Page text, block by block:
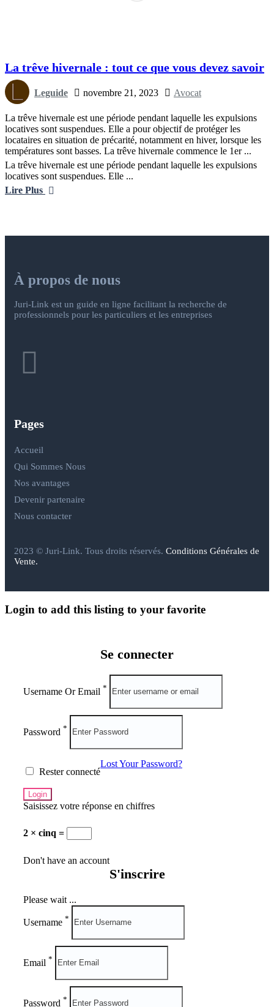
La trêve hivernale : tout ce que vous devez savoir
Leguide novembre 21, 2023 Avocat
La trêve hivernale est une période pendant laquelle les expulsions
locatives sont suspendues. Elle a pour objectif de protéger les
locataires en situation de précarité, notamment en hiver, lorsque les
températures sont basses. La trêve hivernale commence le 1er ...
La trêve hivernale est une période pendant laquelle les expulsions
locatives sont suspendues. Elle ...
Lire Plus
À propos de nous
Juri-Link est un guide en ligne facilitant la recherche de
professionnels pour les particuliers et les entreprises
Pages
Accueil
Qui Sommes Nous
Nos avantages
Devenir partenaire
Nous contacter
2023 © Juri-Link. Tous droits réservés. Conditions Générales de
Vente.
Login to add this listing to your favorite
Se connecter
Username Or Email *
Password *
Rester connecté
Lost Your Password?
Saisissez votre réponse en chiffres
2 × cinq =
Don't have an account
S'inscrire
Please wait ...
Username *
Email *
Password *